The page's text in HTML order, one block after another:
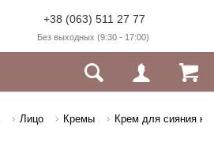
+38 (063) 511 27 77
Без выходных (9:30 - 17:00)
Лицо Кремы Крем для сияния